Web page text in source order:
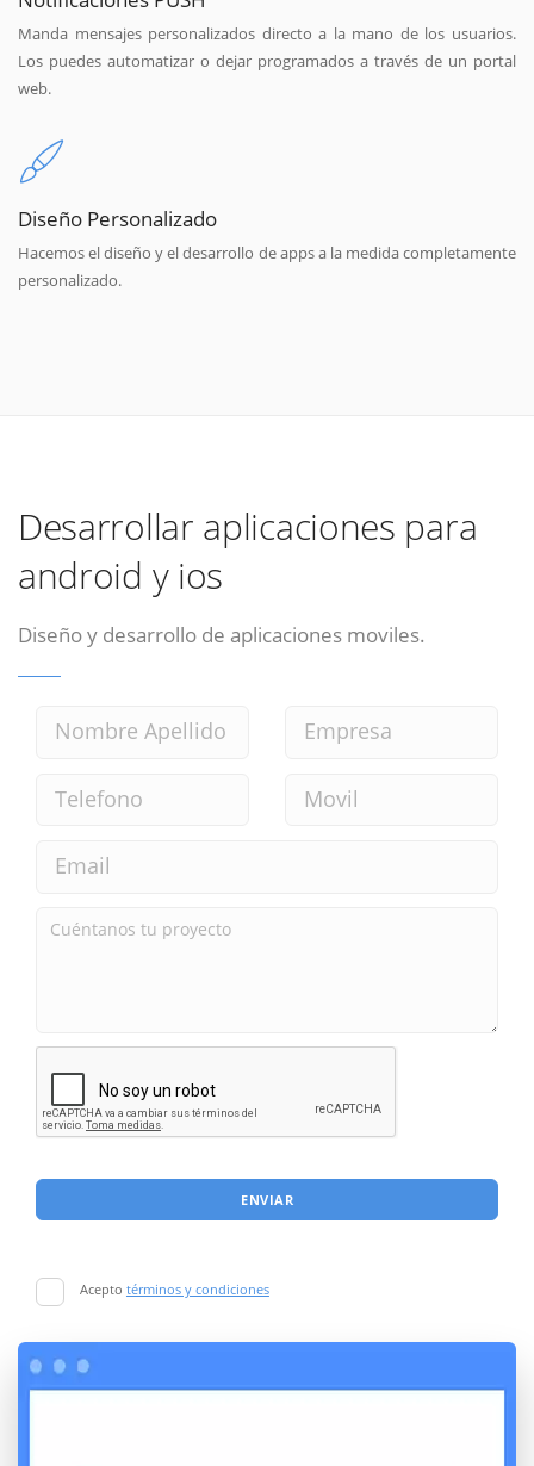
Manda mensajes personalizados directo a la mano de los usuarios.
Los puedes automatizar o dejar programados a través de un portal
web.
Diseño Personalizado
Hacemos el diseño y el desarrollo de apps a la medida completamente
personalizado.
Desarrollar aplicaciones para
android y ios
Diseño y desarrollo de aplicaciones moviles.
ENVIAR
Acepto términos y condiciones